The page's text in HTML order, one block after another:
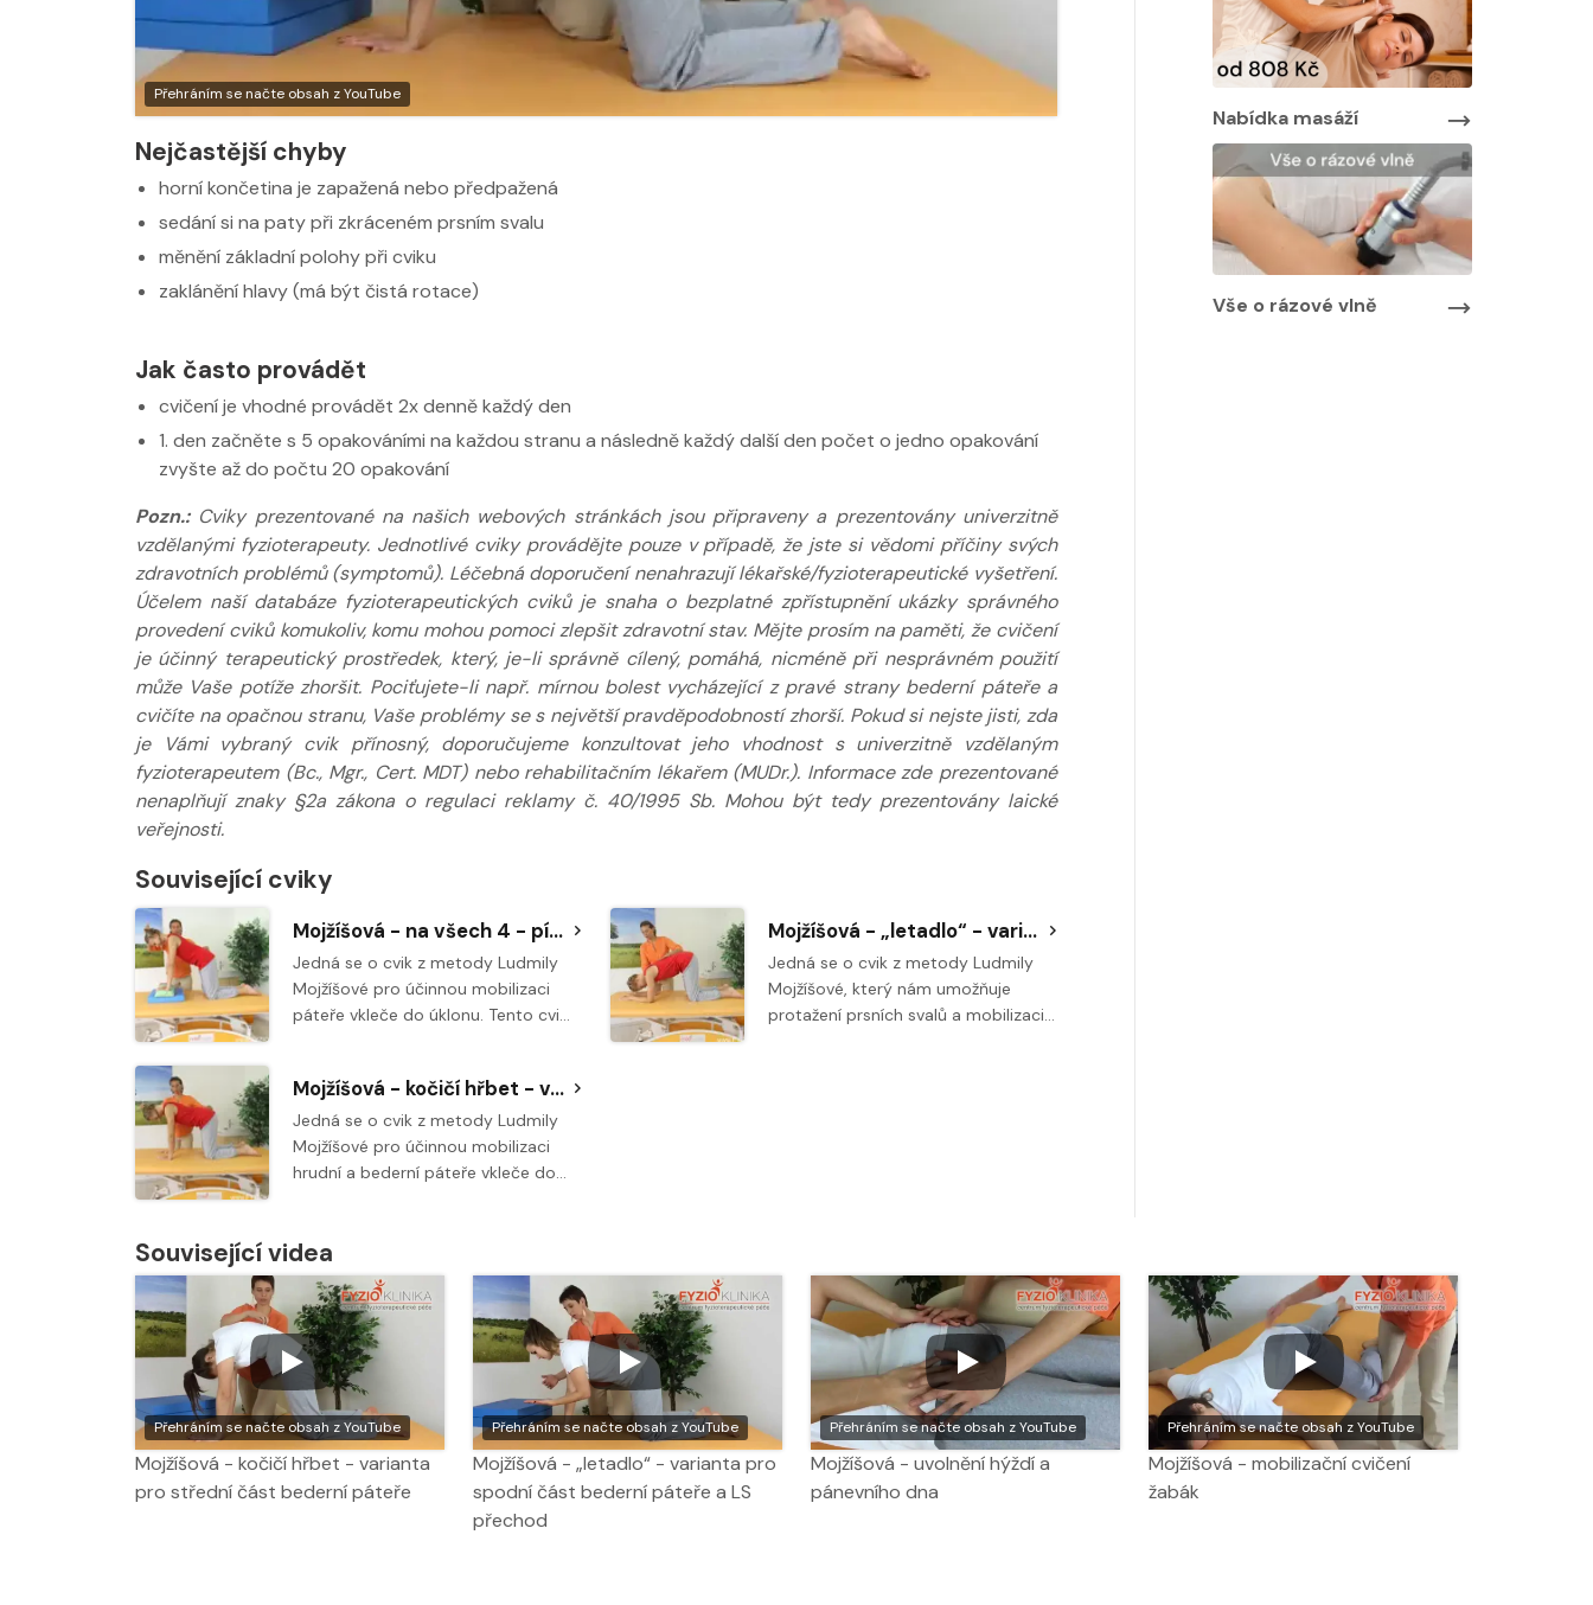
Přehráním se načte obsah z YouTube
Nejčastější chyby
horní končetina je zapažená nebo předpažená
sedání si na paty při zkráceném prsním svalu
měnění základní polohy při cviku
zaklánění hlavy (má být čistá rotace)
Jak často provádět
cvičení je vhodné provádět 2x denně každý den
1. den začněte s 5 opakováními na každou stranu a následně každý další den počet o jedno opakování
zvyšte až do počtu 20 opakování
Pozn.: Cviky prezentované na našich webových stránkách jsou připraveny a prezentovány univerzitně
vzdělanými fyzioterapeuty. Jednotlivé cviky provádějte pouze v případě, že jste si vědomi příčiny svých
zdravotních problémů (symptomů). Léčebná doporučení nenahrazují lékařské/fyzioterapeutické vyšetření.
Účelem naší databáze fyzioterapeutických cviků je snaha o bezplatné zpřístupnění ukázky správného
provedení cviků komukoliv, komu mohou pomoci zlepšit zdravotní stav. Mějte prosím na paměti, že cvičení
je účinný terapeutický prostředek, který, je-li správně cílený, pomáhá, nicméně při nesprávném použití
může Vaše potíže zhoršit. Pociťujete-li např. mírnou bolest vycházející z pravé strany bederní páteře a
cvičíte na opačnou stranu, Vaše problémy se s největší pravděpodobností zhorší. Pokud si nejste jisti, zda
je Vámi vybraný cvik přínosný, doporučujeme konzultovat jeho vhodnost s univerzitně vzdělaným
fyzioterapeutem (Bc., Mgr., Cert. MDT) nebo rehabilitačním lékařem (MUDr.). Informace zde prezentované
nenaplňují znaky §2a zákona o regulaci reklamy č. 40/1995 Sb. Mohou být tedy prezentovány laické
veřejnosti.
Související cviky
Mojžíšová - na všech 4 - písmeno C - varianta pro spodní část bederní páteře a LS přechod
Jedná se o cvik z metody Ludmily
Mojžíšové pro účinnou mobilizaci
páteře vkleče do úklonu. Tento cvi…
Mojžíšová - „letadlo“ - varianta pro varianta pro horní část bederní a dolní část hrudní páteře
Jedná se o cvik z metody Ludmily
Mojžíšové, který nám umožňuje
protažení prsních svalů a mobilizaci…
Mojžíšová - kočičí hřbet - varianta pro střední část bederní páteře
Jedná se o cvik z metody Ludmily
Mojžíšové pro účinnou mobilizaci
hrudní a bederní páteře vkleče do…
Nabídka masáží
Nabídka masáží
Nabídka masáží
Nabídka masáží
Vše o rázové vlně
Související videa
Přehráním se načte obsah z YouTube
Mojžíšová - kočičí hřbet - varianta
pro střední část bederní páteře
Přehráním se načte obsah z YouTube
Mojžíšová - „letadlo“ - varianta pro
spodní část bederní páteře a LS
přechod
Přehráním se načte obsah z YouTube
Mojžíšová - uvolnění hýždí a
pánevního dna
Přehráním se načte obsah z YouTube
Mojžíšová - mobilizační cvičení
žabák